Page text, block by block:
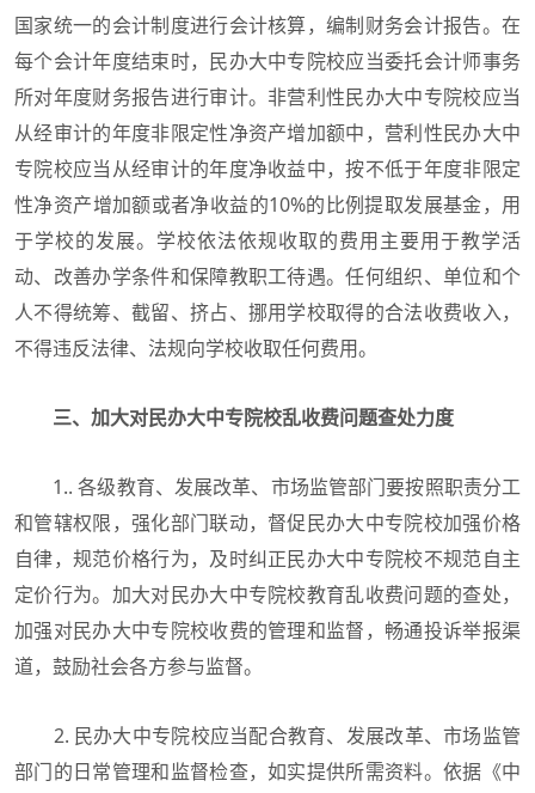
国家统一的会计制度进行会计核算，编制财务会计报告。在
每个会计年度结束时，民办大中专院校应当委托会计师事务
所对年度财务报告进行审计。非营利性民办大中专院校应当
从经审计的年度非限定性净资产增加额中，营利性民办大中
专院校应当从经审计的年度净收益中，按不低于年度非限定
性净资产增加额或者净收益的10%的比例提取发展基金，用
于学校的发展。学校依法依规收取的费用主要用于教学活
动、改善办学条件和保障教职工待遇。任何组织、单位和个
人不得统筹、截留、挤占、挪用学校取得的合法收费收入，
不得违反法律、法规向学校收取任何费用。
三、加大对民办大中专院校乱收费问题查处力度
1.. 各级教育、发展改革、市场监管部门要按照职责分工
和管辖权限，强化部门联动，督促民办大中专院校加强价格
自律，规范价格行为，及时纠正民办大中专院校不规范自主
定价行为。加大对民办大中专院校教育乱收费问题的查处，
加强对民办大中专院校收费的管理和监督，畅通投诉举报渠
道，鼓励社会各方参与监督。
2. 民办大中专院校应当配合教育、发展改革、市场监管
部门的日常管理和监督检查，如实提供所需资料。依据《中